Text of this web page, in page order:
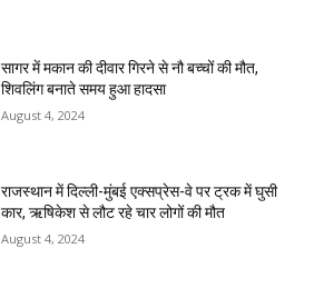
सागर में मकान की दीवार गिरने से नौ बच्चों की मौत,
शिवलिंग बनाते समय हुआ हादसा
August 4, 2024
राजस्‍थान में दिल्ली-मुंबई एक्सप्रेस-वे पर ट्रक में घुसी
कार, ऋषिकेश से लौट रहे चार लोगों की मौत
August 4, 2024